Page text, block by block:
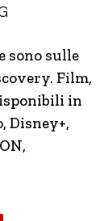
sono sulle
Film,
in
Disney+,